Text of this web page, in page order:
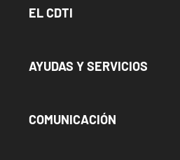
Menu Footer Cdti
EL CDTI
Menu Footer Ayudas y Servicios
AYUDAS Y SERVICIOS
Menu Footer Comunicación
COMUNICACIÓN